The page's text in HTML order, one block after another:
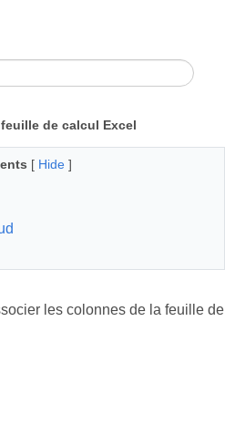
de calcul Excel
[ Hide ]
les colonnes de la feuille de